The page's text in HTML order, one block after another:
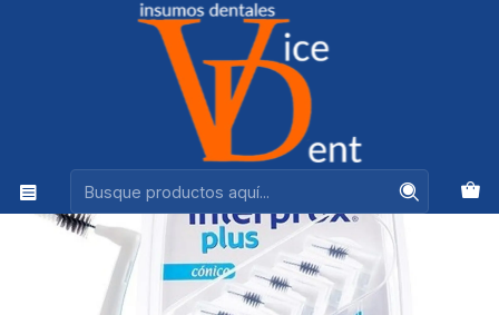
Ventas +56944575313
HIGIENE BUCAL INTERPROX PLUS CÓNICO